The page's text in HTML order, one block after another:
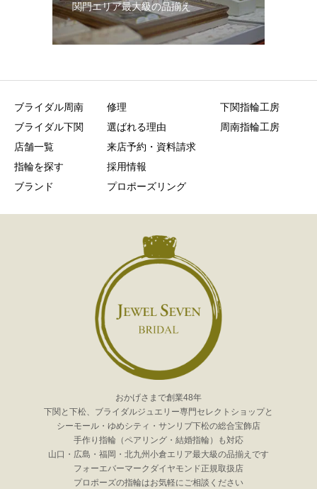
関門エリア最大級の品揃え
ブライダル周南
ブライダル下関
店舗一覧
指輪を探す
ブランド
修理
選ばれる理由
来店予約・資料請求
採用情報
プロポーズリング
下関指輪工房
周南指輪工房
おかげさまで創業48年
下関と下松、ブライダルジュエリー専門セレクトショップと
シーモール・ゆめシティ・サンリブ下松の総合宝飾店
手作り指輪（ペアリング・結婚指輪）も対応
山口・広島・福岡・北九州小倉エリア最大級の品揃えです
フォーエバーマークダイヤモンド正規取扱店
プロポーズの指輪はお気軽にご相談ください